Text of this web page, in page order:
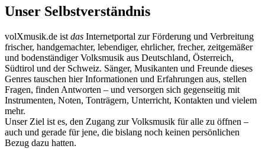
Unser Selbstverständnis
volXmusik.de ist das Internetportal zur Förderung und Verbreitung
frischer, handgemachter, lebendiger, ehrlicher, frecher, zeitgemäßer
und bodenständiger Volksmusik aus Deutschland, Österreich,
Südtirol und der Schweiz. Sänger, Musikanten und Freunde dieses
Genres tauschen hier Informationen und Erfahrungen aus, stellen
Fragen, finden Antworten – und versorgen sich gegenseitig mit
Instrumenten, Noten, Tonträgern, Unterricht, Kontakten und vielem
mehr.
Unser Ziel ist es, den Zugang zur Volksmusik für alle zu öffnen –
auch und gerade für jene, die bislang noch keinen persönlichen
Bezug dazu hatten.